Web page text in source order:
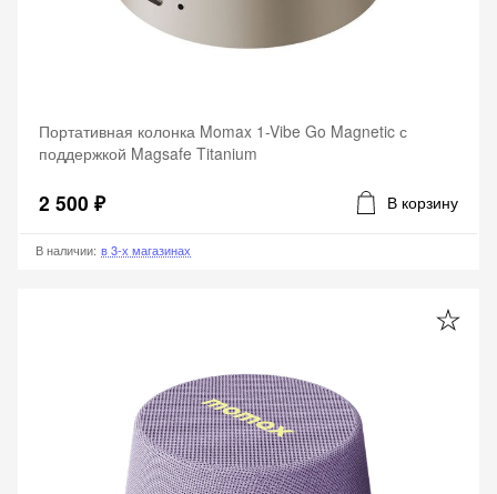
Портативная колонка Momax 1-Vibe Go Magnetic с
поддержкой Magsafe Titanium
2 500 ₽ В корзину
В наличии: в 3-х магазинах